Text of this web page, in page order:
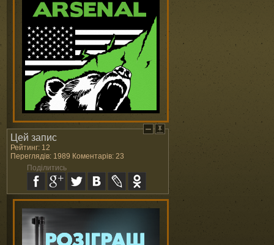
Цей запис
Рейтинг: 12
Переглядів: 1989 Коментарів: 23
Поділитись